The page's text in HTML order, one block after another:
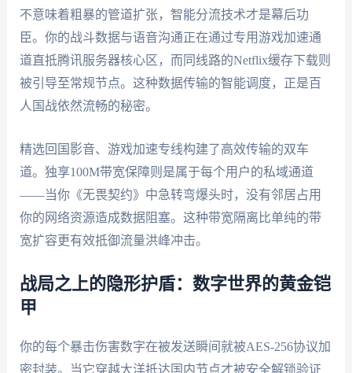
不意味着粗暴的管道扩张，智能分流技术才是幕后功
臣。你的战斗数据与语音沟通正在通过专用游戏加速通
道直抵腾讯服务器核心区，而同线路的Netflix缓存下载则
被引导至常规节点。这种数据传输的智能调度，正是百
人国战依然流畅的秘密。
精选回国影音、游戏加速专线构建了高效传输的双车
道。独享100M带宽保障则是属于每个用户的私域通道
——当你《无畏契约》中急转弯爆头时，没有邻居占用
你的网络资源造成数据阻塞。这种带宽隔离比单纯的带
宽扩容更有效抵御流量洪峰冲击。
战局之上的隐形护盾：数字世界的黄金铠
甲
你的每个暴击伤害数字在被发送瞬间就被AES-256协议加
密封装。当它穿越大洋抵达国内节点才被安全解锁验证